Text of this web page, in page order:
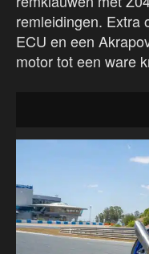
remleidingen. Extra
ECU en een
motor tot een ware